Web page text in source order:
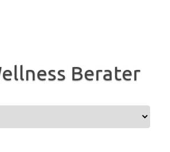
Berater